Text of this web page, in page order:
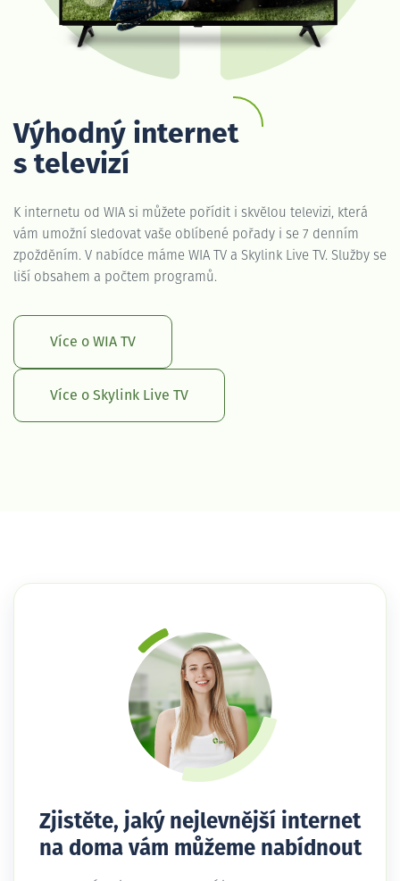
Výhodný internet
s televizí
K internetu od WIA si můžete pořídit i skvělou televizi, která
vám umožní sledovat vaše oblíbené pořady i se 7 denním
zpožděním. V nabídce máme WIA TV a Skylink Live TV. Služby se
liší obsahem a počtem programů.
Více o WIA TV
Více o Skylink Live TV
Zjistěte, jaký nejlevnější internet
na doma vám můžeme nabídnout